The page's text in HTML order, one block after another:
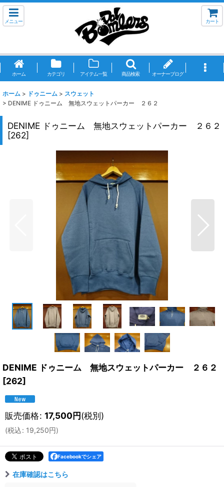
メニュー カート
ホーム カテゴリ アイテム一覧 商品検索 オーナーブログ
ホーム > ドゥニーム > スウェット
> DENIME ドゥニーム 無地スウェットパーカー ２６２
DENIME ドゥニーム 無地スウェットパーカー ２６２
[262]
DENIME ドゥニーム 無地スウェットパーカー ２６２
[262]
販売価格: 17,500円(税別)
(税込: 19,250円)
Facebookでシェア
在庫確認はこちら